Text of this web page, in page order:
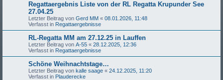
Regattaergebnis Liste von der RL Regatta Krupunder See
27.04.25
Letzter Beitrag von Gerd MM « 08.01.2026, 11:48
Verfasst in Regattaergebnisse
RL-Regatta MM am 27.12.25 in Lauffen
Letzter Beitrag von A-55 « 28.12.2025, 12:36
Verfasst in Regattaergebnisse
Schöne Weihnachtstage…
Letzter Beitrag von kalle saage « 24.12.2025, 11:20
Verfasst in Plauderecke